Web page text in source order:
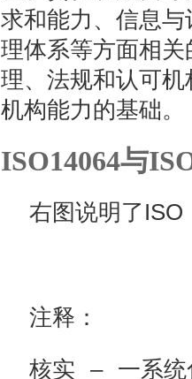
求和能力、信息
理体系等方面相
理、法规和认可
机构能力的基础。
ISO14064与
右图说明了
注释：
核实 – 一系